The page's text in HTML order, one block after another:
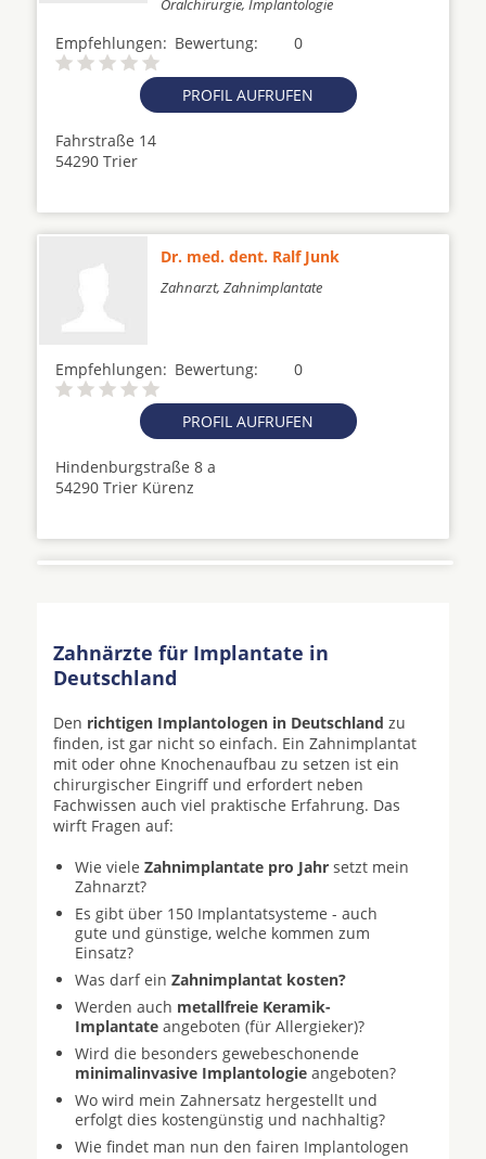
Oralchirurgie, Implantologie
Empfehlungen: 0
Bewertung:
PROFIL AUFRUFEN
Fahrstraße 14
54290 Trier
Dr. med. dent. Ralf Junk
Zahnarzt, Zahnimplantate
Empfehlungen: 0
Bewertung:
PROFIL AUFRUFEN
Hindenburgstraße 8 a
54290 Trier Kürenz
Zahnärzte für Implantate in
Deutschland
Den richtigen Implantologen in Deutschland zu
finden, ist gar nicht so einfach. Ein Zahnimplantat
mit oder ohne Knochenaufbau zu setzen ist ein
chirurgischer Eingriff und erfordert neben
Fachwissen auch viel praktische Erfahrung. Das
wirft Fragen auf:
Wie viele Zahnimplantate pro Jahr setzt mein
Zahnarzt?
Es gibt über 150 Implantatsysteme - auch
gute und günstige, welche kommen zum
Einsatz?
Was darf ein Zahnimplantat kosten?
Werden auch metallfreie Keramik-
Implantate angeboten (für Allergieker)?
Wird die besonders gewebeschonende
minimalinvasive Implantologie angeboten?
Wo wird mein Zahnersatz hergestellt und
erfolgt dies kostengünstig und nachhaltig?
Wie findet man nun den fairen Implantologen